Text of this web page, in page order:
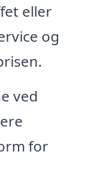
eller
og
ved
for